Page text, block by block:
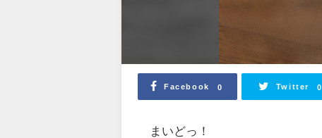
Facebook 0 Twitter 0
まいどっ！